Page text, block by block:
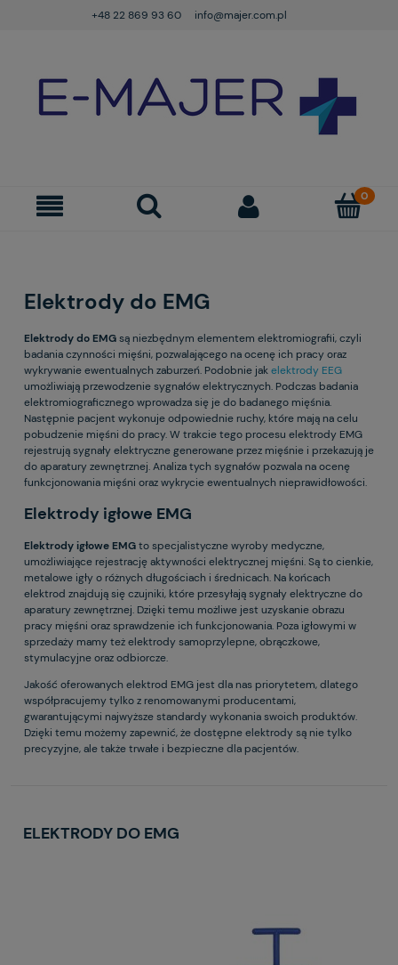
+48 22 869 93 60 info@majer.com.pl
Elektrody do EMG
Elektrody do EMGsą niezbędnym elementem elektromiografii, czyli
badania czynności mięśni, pozwalającego na ocenę ich pracy oraz
wykrywanie ewentualnych zaburzeń. Podobnie jakelektrody EEG
umożliwiają przewodzenie sygnałów elektrycznych. Podczas badania
elektromiograficznego wprowadza się je do badanego mięśnia.
Następnie pacjent wykonuje odpowiednie ruchy, które mają na celu
pobudzenie mięśni do pracy. W trakcie tego procesu elektrody EMG
rejestrują sygnały elektryczne generowane przez mięśnie i przekazują je
do aparatury zewnętrznej. Analiza tych sygnałów pozwala na ocenę
funkcjonowania mięśni oraz wykrycie ewentualnych nieprawidłowości.
Elektrody igłowe EMG
Elektrody igłowe EMGto specjalistyczne wyroby medyczne,
umożliwiające rejestrację aktywności elektrycznej mięśni. Są to cienkie,
metalowe igły o różnych długościach i średnicach. Na końcach
elektrod znajdują się czujniki, które przesyłają sygnały elektryczne do
aparatury zewnętrznej. Dzięki temu możliwe jest uzyskanie obrazu
pracy mięśni oraz sprawdzenie ich funkcjonowania. Poza igłowymi w
sprzedaży mamy też elektrody samoprzylepne, obrączkowe,
stymulacyjne oraz odbiorcze.
Jakość oferowanych elektrod EMG jest dla nas priorytetem, dlatego
współpracujemy tylko z renomowanymi producentami,
gwarantującymi najwyższe standardy wykonania swoich produktów.
Dzięki temu możemy zapewnić, że dostępne elektrody są nie tylko
precyzyjne, ale także trwałe i bezpieczne dla pacjentów.
ELEKTRODY DO EMG